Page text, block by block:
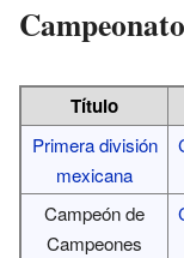
Título
Primera división
mexicana
Campeón de
Campeones